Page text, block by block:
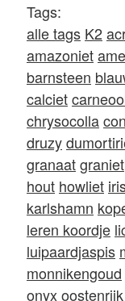
Tags:
alle tags K2
amazoniet
barnsteen
calciet
chrysocolla
druzy
granaatgraniet
hout howliet
karlshamn
leren koordje
luipaardjaspis
monnikengoud
onyxoostenrijk